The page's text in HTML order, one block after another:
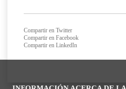
Compartir en Twitter
Compartir en Facebook
Compartir en LinkedIn